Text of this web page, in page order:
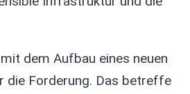
dem Aufbau eines neuen
die Forderung. Das betreffe